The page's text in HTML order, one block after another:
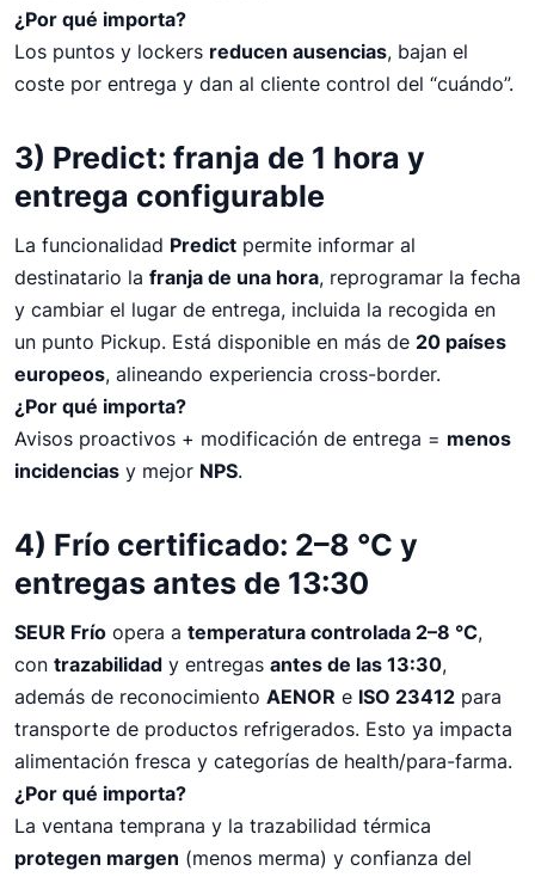
¿Por qué importa?
Los puntos y lockers reducen ausencias, bajan el
coste por entrega y dan al cliente control del “cuándo”.
3) Predict: franja de 1 hora y
entrega configurable
La funcionalidad Predict permite informar al
destinatario la franja de una hora, reprogramar la fecha
y cambiar el lugar de entrega, incluida la recogida en
un punto Pickup. Está disponible en más de 20 países
europeos, alineando experiencia cross-border.
¿Por qué importa?
Avisos proactivos + modificación de entrega = menos
incidencias y mejor NPS.
4) Frío certificado: 2–8 °C y
entregas antes de 13:30
SEUR Frío opera a temperatura controlada 2–8 °C,
con trazabilidad y entregas antes de las 13:30,
además de reconocimiento AENOR e ISO 23412 para
transporte de productos refrigerados. Esto ya impacta
alimentación fresca y categorías de health/para-farma.
¿Por qué importa?
La ventana temprana y la trazabilidad térmica
protegen margen (menos merma) y confianza del